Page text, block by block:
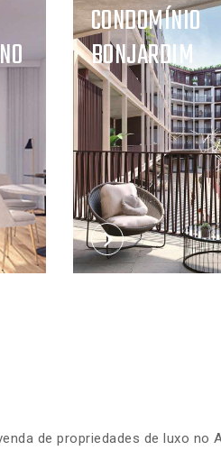
CONDOMÍNIO
BONJARDIM
de propriedades de luxo